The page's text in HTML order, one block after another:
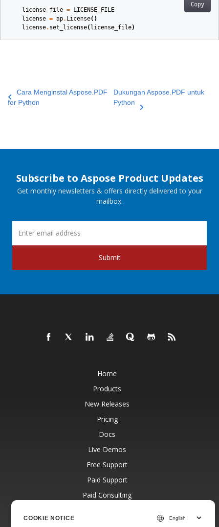
Copy
license_file = LICENSE_FILE
license = ap. License()
license. set_license(license_file)
Cara Menginstal Aspose.PDF
for Python
Dukungan Aspose.PDF untuk
Python
Subscribe to Aspose Product Updates
Get monthly newsletters & offers directly delivered to your
mailbox.
Submit
Home
Products
New Releases
Pricing
Docs
Live Demos
Free Support
Paid Support
Paid Consulting
COOKIE NOTICE